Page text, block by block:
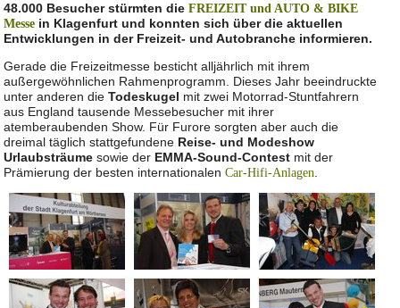
48.000 Besucher stürmten dieFREIZEIT und AUTO & BIKE
Messe in Klagenfurt und konnten sich über die aktuellen
Entwicklungen in der Freizeit- und Autobranche informieren.
Gerade die Freizeitmesse besticht alljährlich mit ihrem
außergewöhnlichen Rahmenprogramm. Dieses Jahr beeindruckte
unter anderen dieTodeskugel mit zwei Motorrad-Stuntfahrern
aus England tausende Messebesucher mit ihrer
atemberaubenden Show. Für Furore sorgten aber auch die
dreimal täglich stattgefundene Reise- und Modeshow
Urlaubsträume sowie der EMMA-Sound-Contest mit der
Prämierung der besten internationalenCar-Hifi-Anlagen